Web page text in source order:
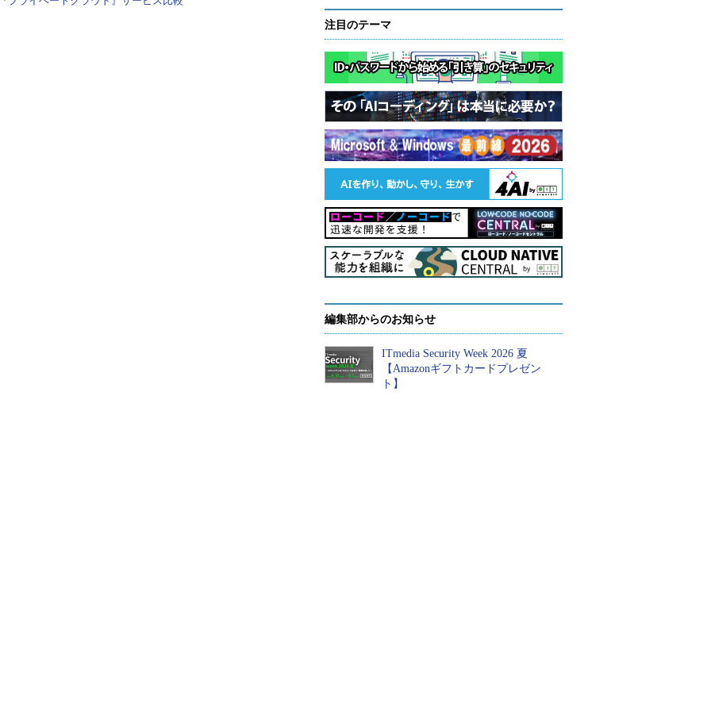
注目のテーマ
編集部からのお知らせ
ITmedia Security Week 2026 夏
【Amazonギフトカードプレゼン
ト】